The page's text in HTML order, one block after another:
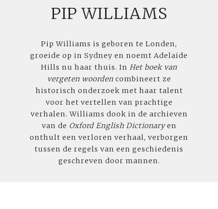
PIP WILLIAMS
Pip Williams is geboren te Londen,
groeide op in Sydney en noemt Adelaide
Hills nu haar thuis. In Het boek van
vergeten woordencombineert ze
historisch onderzoek met haar talent
voor het vertellen van prachtige
verhalen. Williams dook in de archieven
van de Oxford English Dictionaryen
onthult een verloren verhaal, verborgen
tussen de regels van een geschiedenis
geschreven door mannen.